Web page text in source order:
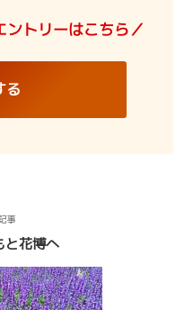
ントリーはこちら／
る
事
と花博へ